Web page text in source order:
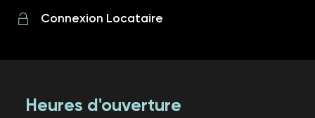
Connexion Locataire
Heures d'ouverture